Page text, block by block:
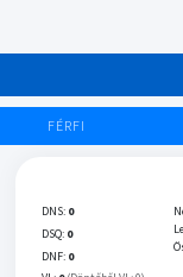
FÉRFI
DNS: 0
DSQ: 0
DNF: 0